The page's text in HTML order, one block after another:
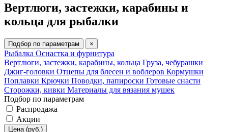
Вертлюги, застежки, карабины и
кольца для рыбалки
Подбор по параметрам ×
Рыбалка Оснастка и фурнитура
Вертлюги, застежки, карабины, кольца Груза, чебурашки
Джиг-головки Отцепы для блесен и воблеров Кормушки
Поплавки Крючки Поводки, папироски Готовые снасти
Сторожки, кивки Материалы для вязания мушек
Подбор по параметрам
Распродажа
Акции
Цена (руб.)